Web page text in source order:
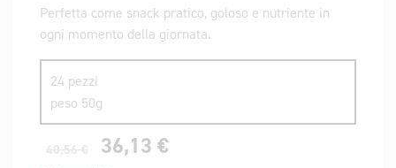
Perfetta come snack pratico, goloso e nutriente in
ogni momento della giornata.
24 pezzi
peso 50g
36,13 €